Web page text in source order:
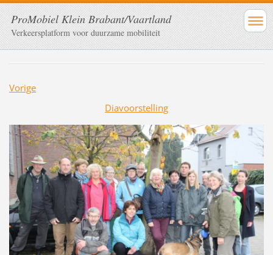
ProMobiel Klein Brabant/Vaartland
Verkeersplatform voor duurzame mobiliteit
Vorige
Diavoorstelling